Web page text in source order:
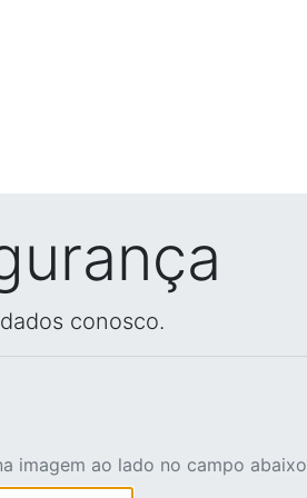
conosco.
imagem ao lado no campo abaixo